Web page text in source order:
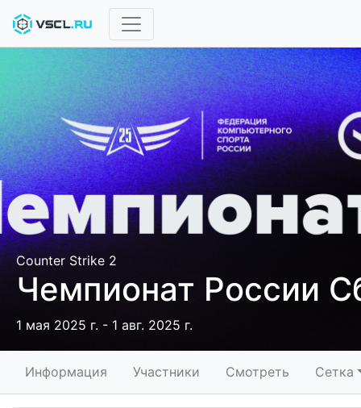
Counter Strike 2
Чемпионат России
1 мая 2025 г. - 1 авг. 2025 г.
Информация Участники Смотреть Сетка